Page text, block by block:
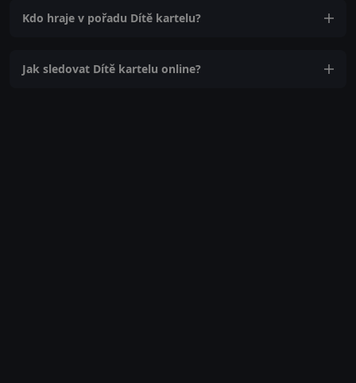
Kdo hraje v pořadu Dítě kartelu?
Jak sledovat Dítě kartelu online?